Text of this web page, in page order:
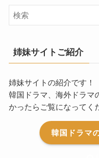
姉妹サイトご紹介
姉妹サイトの紹介です！
韓国ドラマ、海外ドラマ
かったらご覧になってく
韓国ドラマ